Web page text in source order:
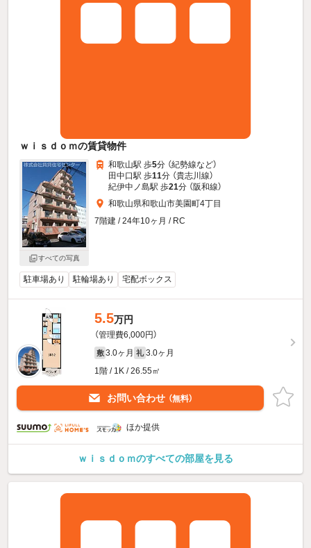
ｗｉｓｄｏｍの賃貸物件
すべての写真
和歌山駅 歩5分 （紀勢線など）
田中口駅 歩11分 （貴志川線）
紀伊中ノ島駅 歩21分 （阪和線）
和歌山県和歌山市美園町4丁目
7階建 / 24年10ヶ月 / RC
駐車場あり 駐輪場あり 宅配ボックス
5.5万円
（管理費6,000円）
敷 3.0ヶ月 礼 3.0ヶ月
1階 / 1K / 26.55㎡
お問い合わせ （無料）
ほか提供
ｗｉｓｄｏｍのすべての部屋を見る